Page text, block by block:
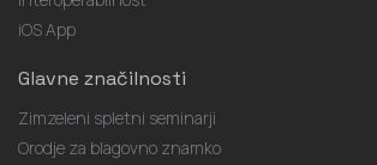
iOS App
Glavne značilnosti
Zimzeleni spletni seminarji
Orodje za blagovno znamko